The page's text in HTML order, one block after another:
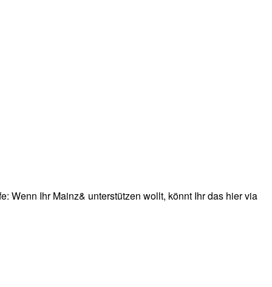
Wenn Ihr Mainz& unterstützen wollt, könnt Ihr das hier via